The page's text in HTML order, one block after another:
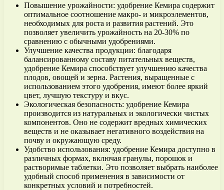
Повышение урожайности: удобрение Кемира содержит
оптимальное соотношение макро- и микроэлементов,
необходимых для роста и развития растений. Это
позволяет увеличить урожайность на 20-30% по
сравнению с обычными удобрениями.
Улучшение качества продукции: благодаря
балансированному составу питательных веществ,
удобрение Кемира способствует улучшению качества
плодов, овощей и зерна. Растения, выращенные с
использованием этого удобрения, имеют более яркий
цвет, лучшую текстуру и вкус.
Экологическая безопасность: удобрение Кемира
производится из натуральных и экологически чистых
компонентов. Оно не содержит вредных химических
веществ и не оказывает негативного воздействия на
почву и окружающую среду.
Удобство использования: удобрение Кемира доступно в
различных формах, включая гранулы, порошок и
растворимые таблетки. Это позволяет выбрать наиболее
удобный способ применения в зависимости от
конкретных условий и потребностей.